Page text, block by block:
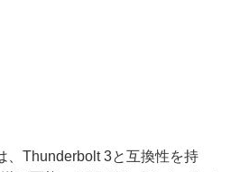
Thunderbolt 3と互換性を持